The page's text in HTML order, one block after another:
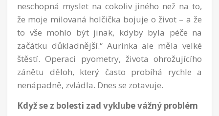
neschopná myslet na cokoliv jiného než na to,
že moje milovaná holčička bojuje o život – a že
to vše mohlo být jinak, kdyby byla péče na
začátku důkladnější.“ Aurinka ale měla velké
štěstí. Operaci pyometry, života ohrožujícího
zánětu děloh, který často probíhá rychle a
nenápadně, zvládla. Dnes se zotavuje.
Když se z bolesti zad vyklube vážný problém